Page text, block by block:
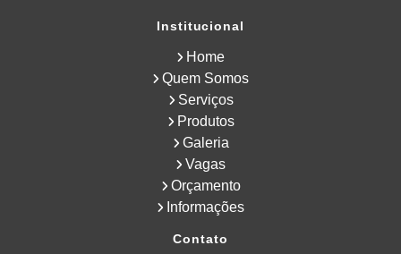
Institucional
Home
Quem Somos
Serviços
Produtos
Galeria
Vagas
Orçamento
Informações
Contato